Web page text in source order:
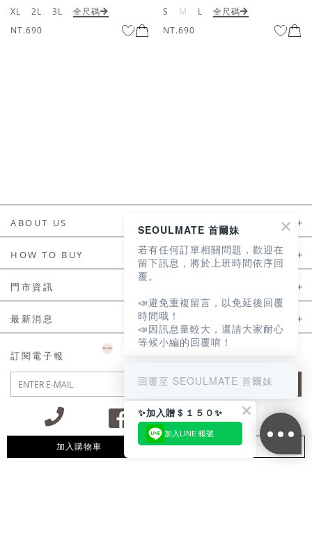
2L
3L
全尺碼
M
全尺碼
NT.690
加入購物車 追蹤清單
ABOUT US
HOW TO BUY
如何購買
會員常見問題
訂單常見問題
商品售後服務
電子發票
國外會員服務
門市資訊
門市資訊
最新消息
LINE官方會員活動
訂閱電子報
JOIN
09:30~12:00 13:00~18:30 / Mon - Fri(例假日除外)
SEOULMATE 首爾妹
若有任何訂單相關問題，歡迎在
留下訊息，將於上班時間依序回
覆。
📣避免重複留言，以免延後回覆
時間哦！
📣因訊息量較大，還請大家耐心
等候小編的回覆唷！
回覆至 SEOULMATE 首爾妹
✨加入贈＄１５０✨
加入LINE 帳號